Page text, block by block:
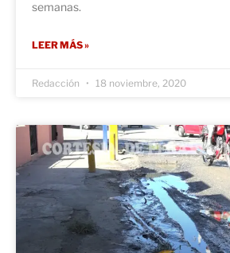
semanas.
LEER MÁS »
Redacción 18 noviembre, 2020